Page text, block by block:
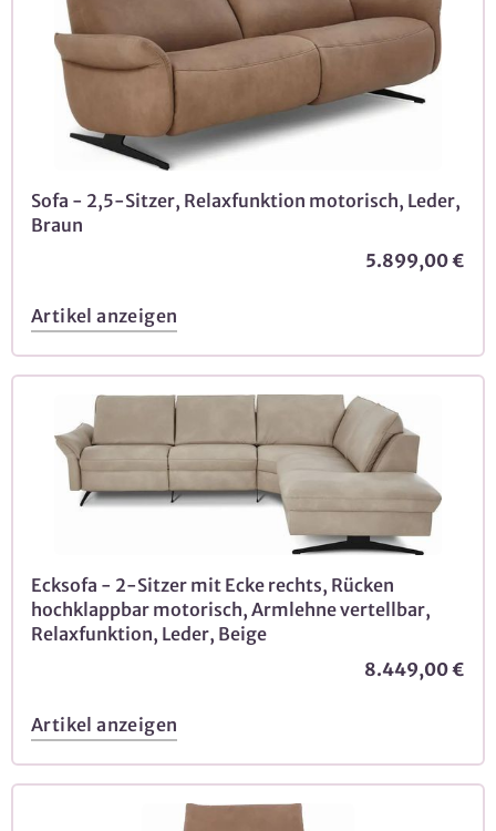
Sofa - 2,5-Sitzer, Relaxfunktion motorisch, Leder,
Braun
5.899,00 €
Artikel anzeigen
Ecksofa - 2-Sitzer mit Ecke rechts, Rücken
hochklappbar motorisch, Armlehne vertellbar,
Relaxfunktion, Leder, Beige
8.449,00 €
Artikel anzeigen